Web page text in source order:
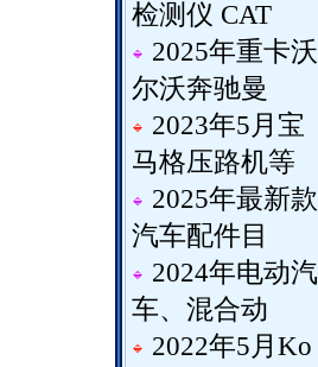
检测仪 CAT
2025年重卡沃
尔沃奔驰曼
2023年5月宝
马格压路机等
2025年最新款
汽车配件目
2024年电动汽
车、混合动
2022年5月Ko